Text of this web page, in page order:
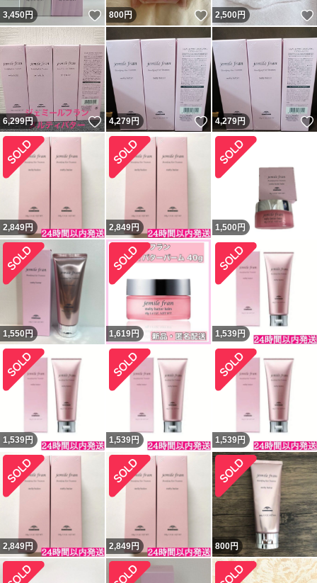
3,450円 いいね！
800円 いいね！
2,500円
6,299円 いいね！
4,279円 いいね！
4,279円
2,849円 2,849円 1,500 円
1,550円 1,619円 1,539円
1,539円 1,539円 1,539円
2,849円 2,849円 800円